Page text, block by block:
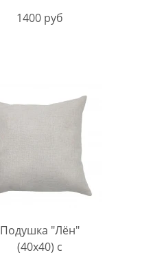
1400 руб
Подушка "Лён"
(40х40) с